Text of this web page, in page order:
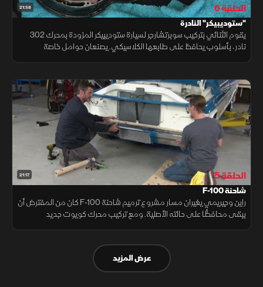
21:58 الحلقة 6
"ستوديبيكر" النادرة
يقوم الثنائي بتركيب سوبرتشارجر لسيارة ستوديبيكر المزودة بمحرك 302
نادر، بأسلوب يحافظ على طابعها الكلاسيكي. يصنعان حوامل خاصة
21:17 الحلقة 5
شاحنة F-100
راين وجيريمي يغيران مسار مشروع ترميم شاحنة F-100 كان من المفترض أن
يبقى محافظًا على حالته الأصلية. ومع تركيب محرك كويوت جديد
عرض المزيد